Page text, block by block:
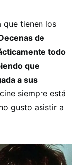
que tienen los
de
todo
que
a sus
siempre está
gusto asistir a